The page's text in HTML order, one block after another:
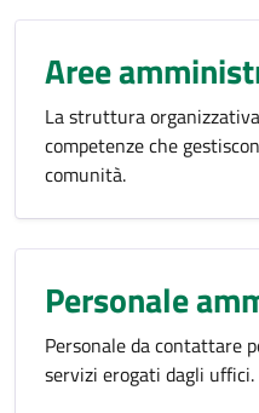
Aree
La struttura
competenze che
comunità.
Personale
Personale da contattare
servizi erogati dagli uffici.